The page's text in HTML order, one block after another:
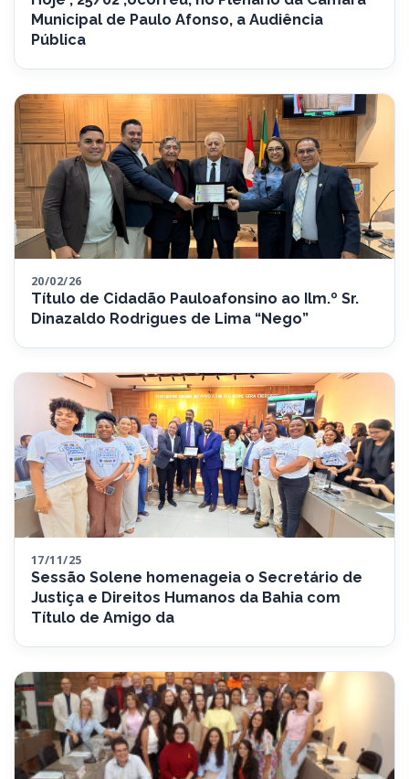
Municipal de Paulo Afonso, a Audiência
Pública
20/02/26
Título de Cidadão Pauloafonsino ao Ilm.º Sr.
Dinazaldo Rodrigues de Lima “Nego”
17/11/25
Sessão Solene homenageia o Secretário de
Justiça e Direitos Humanos da Bahia com
Título de Amigo da